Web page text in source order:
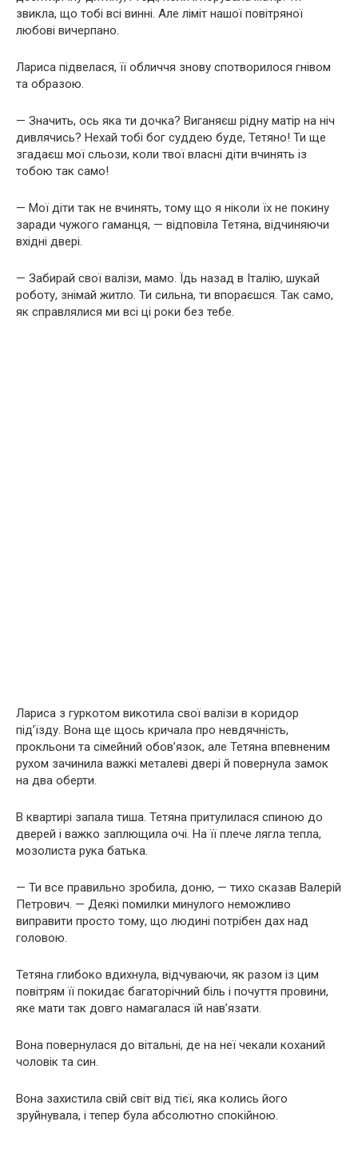
звикла, що тобі всі винні. Але ліміт нашої повітряної
любові вичерпано.
Лариса підвелася, її обличчя знову спотворилося гнівом
та образою.
— Значить, ось яка ти дочка? Виганяєш рідну матір на ніч
дивлячись? Нехай тобі бог суддею буде, Тетяно! Ти ще
згадаєш мої сльози, коли твої власні діти вчинять із
тобою так само!
— Мої діти так не вчинять, тому що я ніколи їх не покину
заради чужого гаманця, — відповіла Тетяна, відчиняючи
вхідні двері.
— Забирай свої валізи, мамо. Їдь назад в Італію, шукай
роботу, знімай житло. Ти сильна, ти впораєшся. Так само,
як справлялися ми всі ці роки без тебе.
Лариса з гуркотом викотила свої валізи в коридор
під’їзду. Вона ще щось кричала про невдячність,
прокльони та сімейний обов’язок, але Тетяна впевненим
рухом зачинила важкі металеві двері й повернула замок
на два оберти.
В квартирі запала тиша. Тетяна притулилася спиною до
дверей і важко заплющила очі. На її плече лягла тепла,
мозолиста рука батька.
— Ти все правильно зробила, доню, — тихо сказав Валерій
Петрович. — Деякі помилки минулого неможливо
виправити просто тому, що людині потрібен дах над
головою.
Тетяна глибоко вдихнула, відчуваючи, як разом із цим
повітрям її покидає багаторічний біль і почуття провини,
яке мати так довго намагалася їй нав’язати.
Вона повернулася до вітальні, де на неї чекали коханий
чоловік та син.
Вона захистила свій світ від тієї, яка колись його
зруйнувала, і тепер була абсолютно спокійною.